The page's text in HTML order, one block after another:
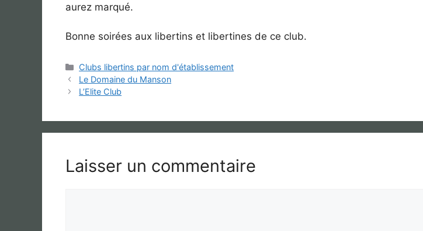
aurez marqué.
Bonne soirées aux libertins et libertines de ce club.
Catégories
Clubs libertins par nom d'établissement
Le Domaine du Manson
L’Elite Club
Laisser un commentaire